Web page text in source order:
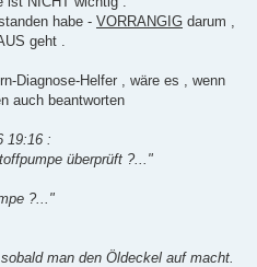
habe - VORRANGIG darum ,
geht .
Diagnose-Helfer , wäre es , wenn
auch beantworten
19:16 :
überprüft ?..."
?..."
man den Öldeckel auf macht.